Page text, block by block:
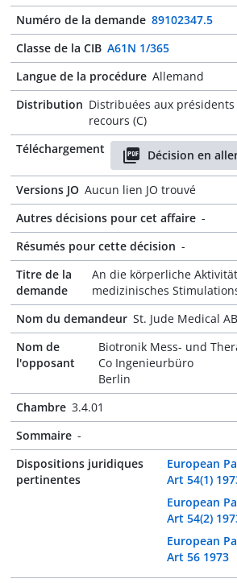
Numéro de la demande 89102347.5
Classe de la CIB A61N 1/365
Langue de la procédure Allemand
Distribution Distribuées aux
recours (C)
Téléchargement
Décision en
Versions JO Aucun lien JO trouvé
Autres décisions pour cet affaire -
Résumés pour cette décision -
Titre de la
demande
An die körperliche
medizinisches
Nom du demandeur St. Jude Medical AB
Nom de
l'opposant
Biotronik Mess- und
Co Ingenieurbüro
Berlin
Chambre 3.4.01
Sommaire -
Dispositions juridiques
pertinentes
European
Art 54(1)
European
Art 54(2)
European
Art 56 1973